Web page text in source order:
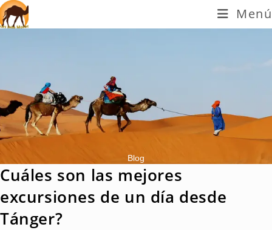
Menú
Blog
Cuáles son las mejores
excursiones de un día desde
Tánger?